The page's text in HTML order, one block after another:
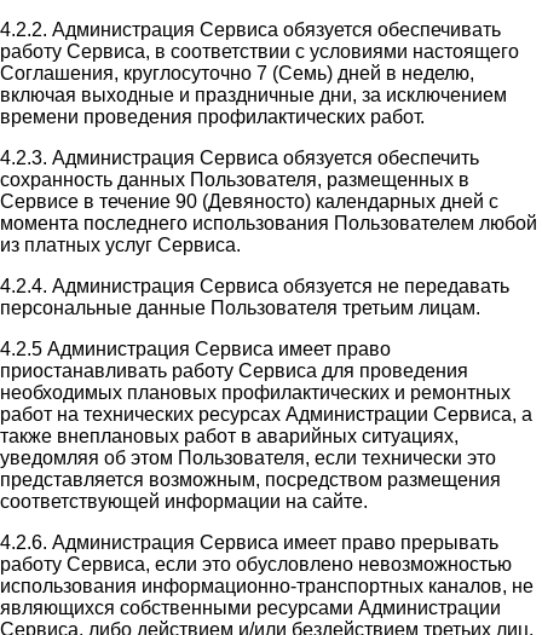
4.2.2. Администрация Сервиса обязуется обеспечивать
работу Сервиса, в соответствии с условиями настоящего
Соглашения, круглосуточно 7 (Семь) дней в неделю,
включая выходные и праздничные дни, за исключением
времени проведения профилактических работ.
4.2.3. Администрация Сервиса обязуется обеспечить
сохранность данных Пользователя, размещенных в
Сервисе в течение 90 (Девяносто) календарных дней с
момента последнего использования Пользователем любой
из платных услуг Сервиса.
4.2.4. Администрация Сервиса обязуется не передавать
персональные данные Пользователя третьим лицам.
4.2.5 Администрация Сервиса имеет право
приостанавливать работу Сервиса для проведения
необходимых плановых профилактических и ремонтных
работ на технических ресурсах Администрации Сервиса, а
также внеплановых работ в аварийных ситуациях,
уведомляя об этом Пользователя, если технически это
представляется возможным, посредством размещения
соответствующей информации на сайте.
4.2.6. Администрация Сервиса имеет право прерывать
работу Сервиса, если это обусловлено невозможностью
использования информационно-транспортных каналов, не
являющихся собственными ресурсами Администрации
Сервиса, либо действием и/или бездействием третьих лиц,